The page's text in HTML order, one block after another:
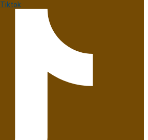
Tiktok